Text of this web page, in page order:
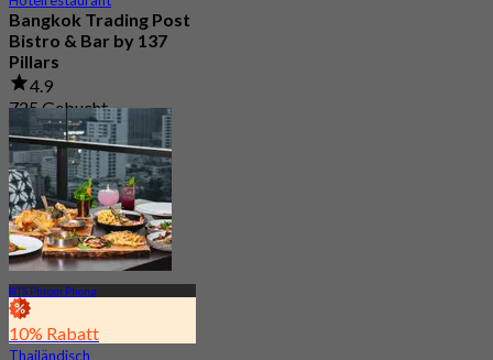
Bangkok Trading Post
Bistro & Bar by 137
Pillars
4.9
725 Gebucht
Aus฿ 499.75
BTS Phrom Phong
10% Rabatt
Thailändisch